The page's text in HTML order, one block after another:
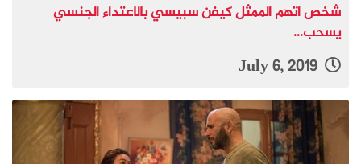
شخص اتهم الممثل كيفن سبيسي بالاعتداء الجنسي
يسحب...
July 6, 2019